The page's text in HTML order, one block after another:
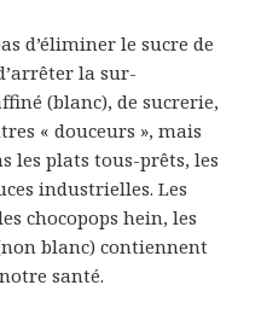
d’éliminer le sucre de
la sur-
(blanc), de sucrerie,
« douceurs », mais
les plats tous-prêts, les
industrielles. Les
chocopops hein, les
blanc) contiennent
santé.